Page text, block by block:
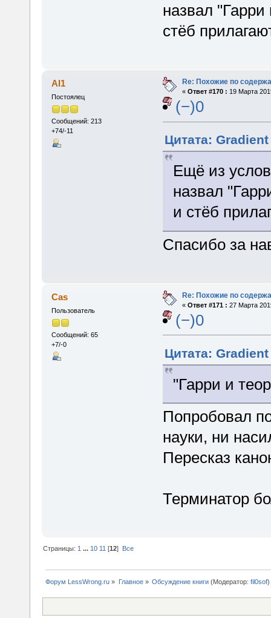
назвал
стёб
Al1
Постоялец
Сообщений: 213
+74/-11
Re: Похожие по
« Ответ #170 : 19 Марта
(−)0
Цитата:
Ещё из
назвал
и стёб
Спасибо за
Cas
Пользователь
Сообщений: 65
+7/-0
Re: Похожие по
« Ответ #171 : 27 Марта
(−)0
Цитата:
"Гарри и
Попробовал
науки, ни
Пересказ
Терминатор
Страницы: 1 ... 10 11 [12] Все
Форум LessWrong.ru » Главное» Обсуждение книги(Модератор: fil0sof)